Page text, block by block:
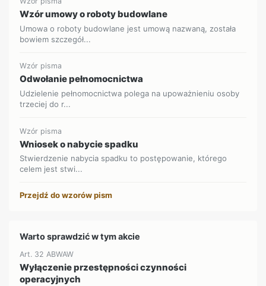
Wzór umowy o roboty budowlane
Umowa o roboty budowlane jest umową nazwaną, została
bowiem szczegół...
Wzór pisma
Odwołanie pełnomocnictwa
Udzielenie pełnomocnictwa polega na upoważnieniu osoby
trzeciej do r...
Wzór pisma
Wniosek o nabycie spadku
Stwierdzenie nabycia spadku to postępowanie, którego
celem jest stwi...
Przejdź do wzorów pism
Warto sprawdzić w tym akcie
Art. 32 ABWAW
Wyłączenie przestępności czynności
operacyjnych